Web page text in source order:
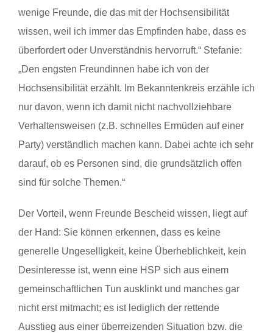
wenige Freunde, die das mit der Hochsensibilität
wissen, weil ich immer das Empfinden habe, dass es
überfordert oder Unverständnis hervorruft.“ Stefanie:
„Den engsten Freundinnen habe ich von der
Hochsensibilität erzählt. Im Bekanntenkreis erzähle ich
nur davon, wenn ich damit nicht nachvollziehbare
Verhaltensweisen (z.B. schnelles Ermüden auf einer
Party) verständlich machen kann. Dabei achte ich sehr
darauf, ob es Personen sind, die grundsätzlich offen
sind für solche Themen.“
Der Vorteil, wenn Freunde Bescheid wissen, liegt auf
der Hand: Sie können erkennen, dass es keine
generelle Ungeselligkeit, keine Überheblichkeit, kein
Desinteresse ist, wenn eine HSP sich aus einem
gemeinschaftlichen Tun ausklinkt und manches gar
nicht erst mitmacht; es ist lediglich der rettende
Ausstieg aus einer überreizenden Situation bzw. die